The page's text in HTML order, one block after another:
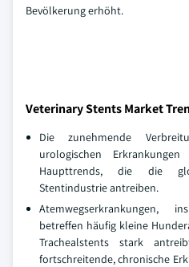
Bevölkerung erhöht.
Veterinary Stents Market
Die zunehmende
urologischen
Haupttrends, die die
Stentindustrie antreiben.
Atemwegserkrankungen,
betreffen häufig kleine
Trachealstents stark
fortschreitende, chronische